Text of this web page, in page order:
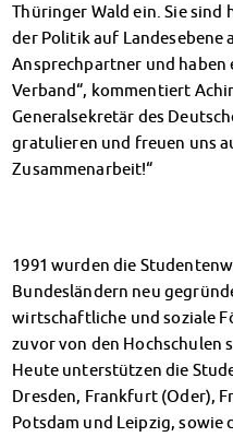
KreativWorkshops
Magdeburger
AnsprechpartnerInnen
Kinderbetreuung
Kita CampusKids
Voranmeldung KiTa-Platz
Randzeitenbetreuung
AnsprechpartnerInnen
Über uns
Infopoints &
Beratungstermine im
Unsere Organisation
Verwaltungsrat
Personalrat
Thüringer Wald ein. Sie
der Politik auf Landesebene
Ansprechpartner und haben
Verband“, kommentiert
Generalsekretär des
gratulieren und freuen uns
Zusammenarbeit!“
1991 wurden die
Bundesländern neu
wirtschaftliche und soziale
zuvor von den Hochschulen
Heute unterstützen die
Dresden, Frankfurt (Oder),
Potsdam und Leipzig, sowie